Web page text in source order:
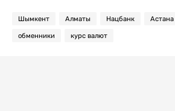
Шымкент Алматы Нацбанк Астана
обменники курс валют